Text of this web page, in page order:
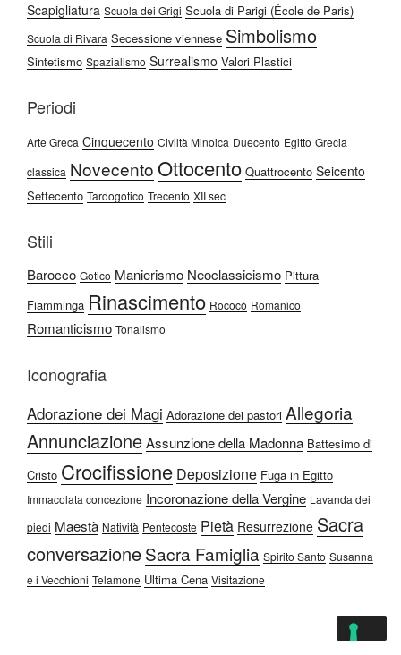
Scapigliatura Scuola dei Grigi Scuola di Parigi (École de Paris)
Scuola di Rivara Secessione viennese Simbolismo
Sintetismo Spazialismo Surrealismo Valori Plastici
Periodi
Arte Greca Cinquecento Civiltà Minoica Duecento Egitto Grecia
classica NovecentoOttocento Quattrocento Seicento
Settecento Tardogotico Trecento XII sec
Stili
Barocco Gotico Manierismo Neoclassicismo Pittura
Fiamminga Rinascimento Rococò Romanico
Romanticismo Tonalismo
Iconografia
Adorazione dei Magi Adorazione dei pastori Allegoria
AnnunciazioneAssunzione della Madonna Battesimo di
Cristo Crocifissione Deposizione Fuga in Egitto
Immacolata concezione Incoronazione della Vergine Lavanda dei
piedi Maestà Natività Pentecoste Pietà Resurrezione Sacra
conversazioneSacra Famiglia Spirito Santo Susanna
e i Vecchioni Telamone Ultima Cena Visitazione